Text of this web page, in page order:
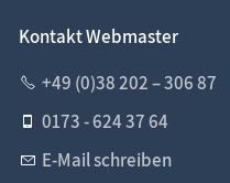
Kontakt Webmaster
+49 (0)38 202 – 306 87
0173 - 624 37 64
E-Mail schreiben